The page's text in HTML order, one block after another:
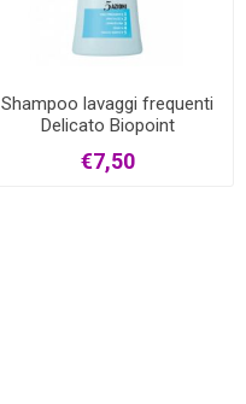
Shampoo lavaggi frequenti
Delicato Biopoint
€7,50